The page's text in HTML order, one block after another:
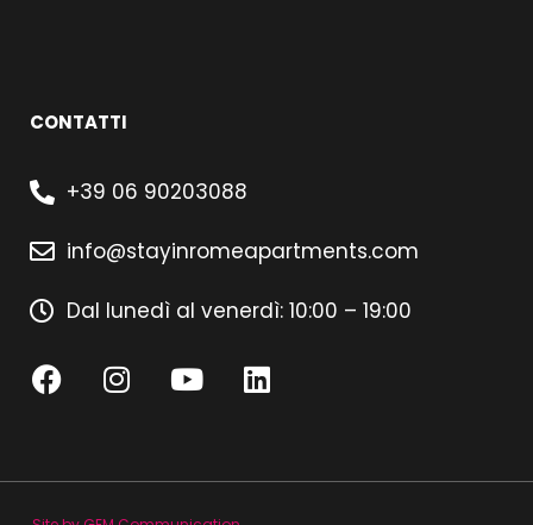
CONTATTI
+39 06 90203088
info@stayinromeapartments.com
Dal lunedì al venerdì: 10:00 – 19:00